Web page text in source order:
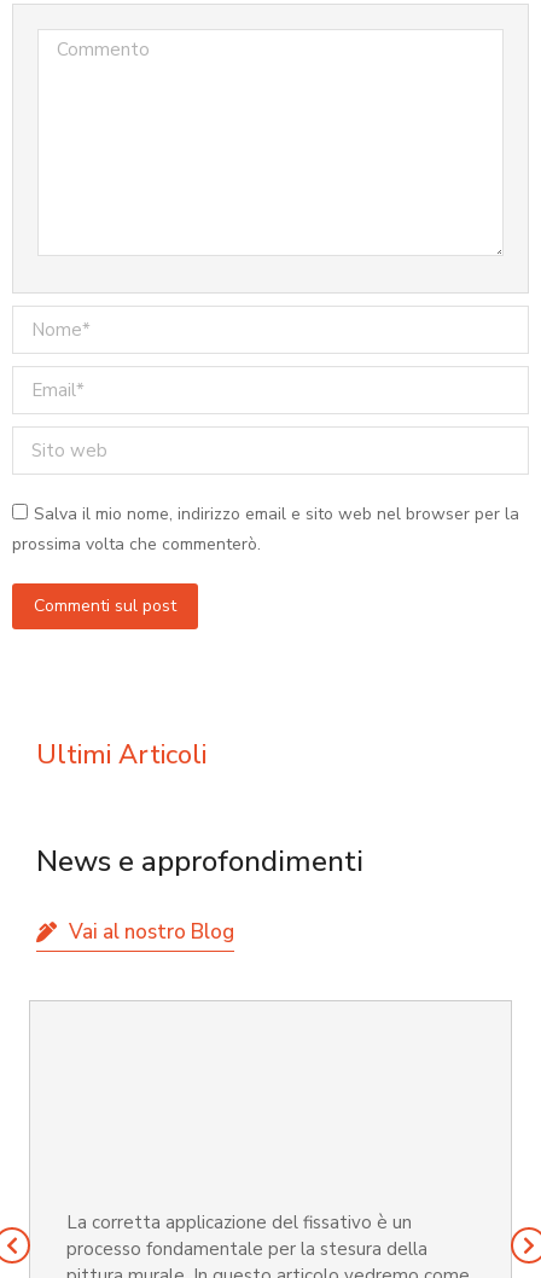
Commento
Nome *
Email *
Sito web
Salva il mio nome, indirizzo email e sito web nel browser per la
prossima volta che commenterò.
Commenti sul post
Ultimi Articoli
News e approfondimenti
Vai al nostro Blog
Il fissativo: che cos’è e quando
usarlo
La corretta applicazione del fissativo è un
processo fondamentale per la stesura della